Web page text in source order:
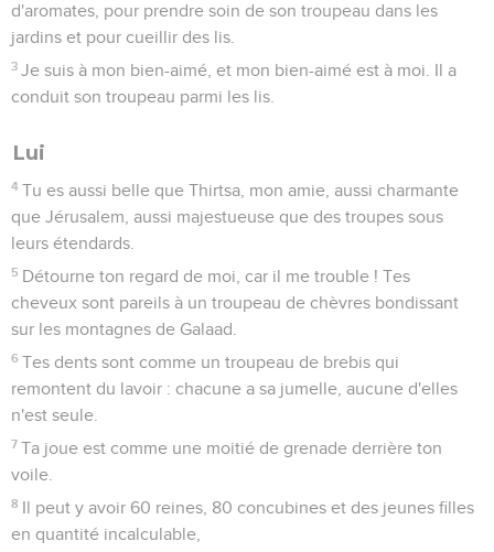
d'aromates, pour prendre soin de son troupeau dans les
jardins et pour cueillir des lis.
3 Je suis à mon bien-aimé, et mon bien-aimé est à moi. Il a
conduit son troupeau parmi les lis.
Lui
4 Tu es aussi belle que Thirtsa, mon amie, aussi charmante
que Jérusalem, aussi majestueuse que des troupes sous
leurs étendards.
5 Détourne ton regard de moi, car il me trouble ! Tes
cheveux sont pareils à un troupeau de chèvres bondissant
sur les montagnes de Galaad.
6 Tes dents sont comme un troupeau de brebis qui
remontent du lavoir : chacune a sa jumelle, aucune d'elles
n'est seule.
7 Ta joue est comme une moitié de grenade derrière ton
voile.
8 Il peut y avoir 60 reines, 80 concubines et des jeunes filles
en quantité incalculable,